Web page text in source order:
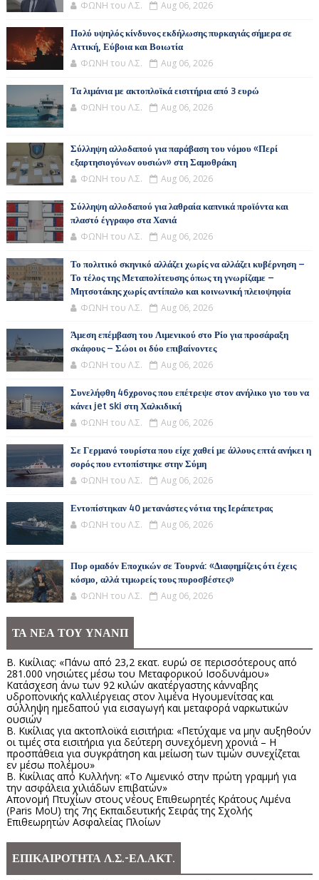
ΦΩΝΗ του Λ.Σ. Aug 06, 2026
Πολύ υψηλός κίνδυνος εκδήλωσης πυρκαγιάς σήμερα σε
Αττική, Εύβοια και Βοιωτία
ΦΩΝΗ του Λ.Σ. Aug 06, 2026
Τα λιμάνια με ακτοπλοϊκά εισιτήρια από 3 ευρώ
ΦΩΝΗ του Λ.Σ. Aug 06, 2026
Σύλληψη αλλοδαπού για παράβαση του νόμου «Περί
εξαρτησιογόνων ουσιών» στη Σαμοθράκη
ΦΩΝΗ του Λ.Σ. Aug 06, 2026
Σύλληψη αλλοδαπού για λαθραία καπνικά προϊόντα και
πλαστό έγγραφο στα Χανιά
ΦΩΝΗ του Λ.Σ. Aug 06, 2026
Το πολιτικό σκηνικό αλλάζει χωρίς να αλλάζει κυβέρνηση –
Το τέλος της Μεταπολίτευσης όπως τη γνωρίζαμε –
Μητσοτάκης χωρίς αντίπαλο και κοινωνική πλειοψηφία
ΦΩΝΗ του Λ.Σ. Aug 06, 2026
Άμεση επέμβαση του Λιμενικού στο Ρίο για προσάραξη
σκάφους – Σώοι οι δύο επιβαίνοντες
ΦΩΝΗ του Λ.Σ. Aug 06, 2026
Συνελήφθη 46χρονος που επέτρεψε στον ανήλικο γιο του να
κάνει jet ski στη Χαλκιδική
ΦΩΝΗ του Λ.Σ. Aug 06, 2026
Σε Γερμανό τουρίστα που είχε χαθεί με άλλους επτά ανήκει η
σορός που εντοπίστηκε στην Σύμη
ΦΩΝΗ του Λ.Σ. Aug 06, 2026
Εντοπίστηκαν 40 μετανάστες νότια της Ιεράπετρας
ΦΩΝΗ του Λ.Σ. Aug 06, 2026
Πυρ ομαδόν Εποχικών σε Τουρνά: «Διαφημίζεις ότι έχεις
κόσμο, αλλά τιμωρείς τους πυροσβέστες»
ΦΩΝΗ του Λ.Σ. Aug 06, 2026
ΤΑ ΝΕΑ ΤΟΥ ΥΝΑΝΠ
Β. Κικίλιας: «Πάνω από 23,2 εκατ. ευρώ σε περισσότερους από
281.000 νησιώτες μέσω του Μεταφορικού Ισοδυνάμου»
Κατάσχεση άνω των 92 κιλών ακατέργαστης κάνναβης
υδροπονικής καλλιέργειας στον λιμένα Ηγουμενίτσας και
σύλληψη ημεδαπού για εισαγωγή και μεταφορά ναρκωτικών
ουσιών
Β. Κικίλιας για ακτοπλοϊκά εισιτήρια: «Πετύχαμε να μην αυξηθούν
οι τιμές στα εισιτήρια για δεύτερη συνεχόμενη χρονιά – Η
προσπάθεια για συγκράτηση και μείωση των τιμών συνεχίζεται
εν μέσω πολέμου»
Β. Κικίλιας από Κυλλήνη: «Το Λιμενικό στην πρώτη γραμμή για
την ασφάλεια χιλιάδων επιβατών»
Απονομή Πτυχίων στους νέους Επιθεωρητές Κράτους Λιμένα
(Paris MoU) της 7ης Εκπαιδευτικής Σειράς της Σχολής
Επιθεωρητών Ασφαλείας Πλοίων
ΕΠΙΚΑΙΡΟΤΗΤΑ Λ.Σ.-ΕΛ.ΑΚΤ.